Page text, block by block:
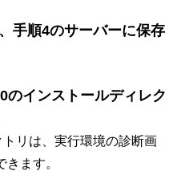
手順4のサーバーに保存
インストールディレク
リは、実行環境の診断画
ます。